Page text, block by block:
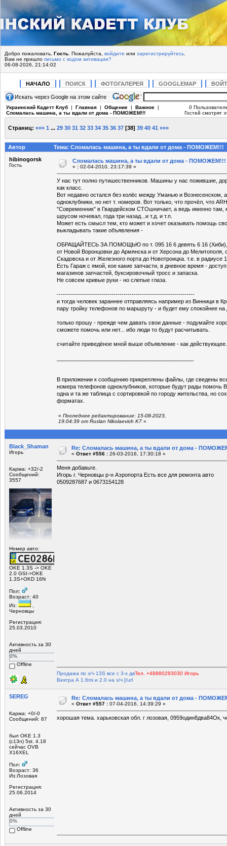
Добро пожаловать, Гость . Пожалуйста, войдите или зарегистрируйтесь
Вам не пришло письмо с кодом активации?
06-08-2026, 21:14:02
НАЧАЛО ПОИСК ФОТОГАЛЕРЕЯ GOOGLEMAP
Искать через Google на этом сайте
Украинский Кадетт Клуб | Главная | Общение | Важное |
Сломалась машина, а ты вдали от дома - ПОМОЖЕМ!!!
0
Гостей смотрят
Страниц: ««« 1 ... 29 30 31 32 33 34 35 36 37 [38] 39 40 41 »»»
Автор
Тема: Сломалась машина, а ты вдали от дома - ПОМОЖЕМ!!!
hibinogorsk
Гость
Сломалась машина, а ты вдали от дома - ПОМОЖЕМ!!!
« : 02-04-2010, 23:17:39 »
У нас тут полно путишественников. Машины у нас пожившие,
как класс.
Вот недавно остался без колёс между Уманью и Вознесенском,
одноклубники, но нет т. номеров. Вот только, что прочёл, что
"Современник" в Гвардейском СТОшничает, а ведь именно там,
шрусом ночевал, года три назад...и т.д. и т.п.
Может есть смысл тем, кто может и хочет оказывать помощь
выкладывать такие объявления -
ОБРАЩАЙТЕСЬ ЗА ПОМОЩЬЮ по т. 095 16 6 девять 6 16 (Хиби),
от Новой Воронцовки до Армянска и от Херсона до Мелитополя,
Скадовска и от Железного порта до Новотроицка. т.е. в радиусе
Есть Гараж с ямой, кое какие запчасти, в дневное время -
магазинов запчастей, буксировочный тросс и запаска.
Не совсем кривые руки - но слепые глаза.
--------------------------------------------------------------------
и тогда человек зараннее отправляясь например из Винници в
пару тройку телефонов по маршруту - и будет ему спокойнее
только прошу - прежде чем давать свои данные - подумайте
сможете помочь или нет... ибо люди то будут расчитывать.
считайте приведёное мной выше объявление - как действующее.
В приложении к сообщению прикреплены файлы, где сведены
номера телефонов одноклубников, которые будут рады помочь
одна и та же таблица с сортировкой по городу жительства, но
форматах.
« Последнее редактирование: 15-08-2023,
19:04:39 от Ruslan Nikolaevich K7 »
Black_Shaman
Игорь
Карма: +32/-2
Сообщений:
3557
Номер авто:
OKE 1.3S -> OKE
2.0 GSI->OKE
1.3S+OKD 16N
Пол:
Возраст: 40
Из:
,
Черновцы
Регистрация:
25.03.2010
Активность за 30
дней
0%
Offline
Re: Сломалась машина, а ты вдали от дома -
« Ответ #556 : 26-03-2016, 17:30:18 »
Меня добавьте.
Игорь г. Черновцы р-н Аэропорта Есть все для ремонта авто
0509287687 и 0673154128
Продажа по з/ч 13S все с 3-х двТел. +48880293030 Игорь
Вектра А 1.6mi и 2.0 на з/ч [/url
SEREG
Карма: +0/-0
Сообщений: 87
был OKE 1.3
(c13n) 5st. 4.18
сейчас OVB
X16XEL
Пол:
Возраст: 36
Из:Лозовая
Регистрация:
25.06.2014
Активность за 30
дней
0%
Offline
Re: Сломалась машина, а ты вдали от дома -
« Ответ #557 : 07-04-2016, 14:39:29 »
хорошая тема. харьковская обл. г лозовая, 0959один8два84Ок,